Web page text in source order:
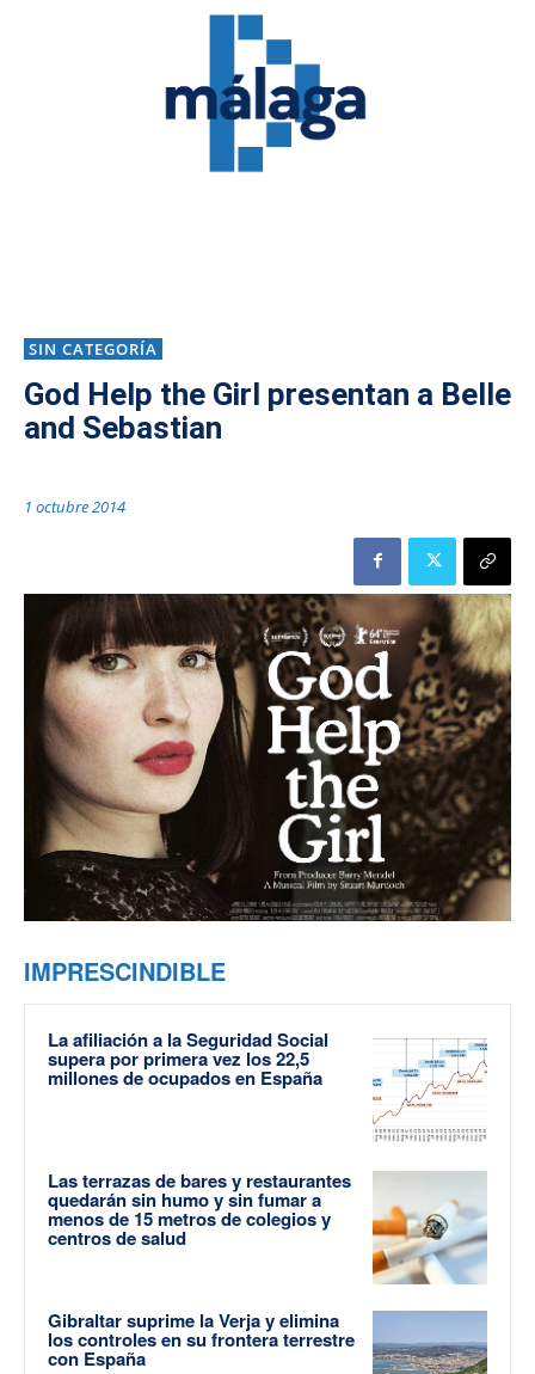
SIN CATEGORÍA
God Help the Girl presentan a Belle
and Sebastian
1 octubre 2014
IMPRESCINDIBLE
La afiliación a la Seguridad Social
supera por primera vez los 22,5
millones de ocupados en España
Las terrazas de bares y restaurantes
quedarán sin humo y sin fumar a
menos de 15 metros de colegios y
centros de salud
Gibraltar suprime la Verja y elimina
los controles en su frontera terrestre
con España